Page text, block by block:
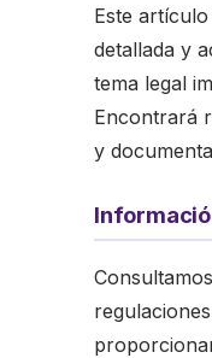
Este
detallada y
tema legal
Encontrará
y